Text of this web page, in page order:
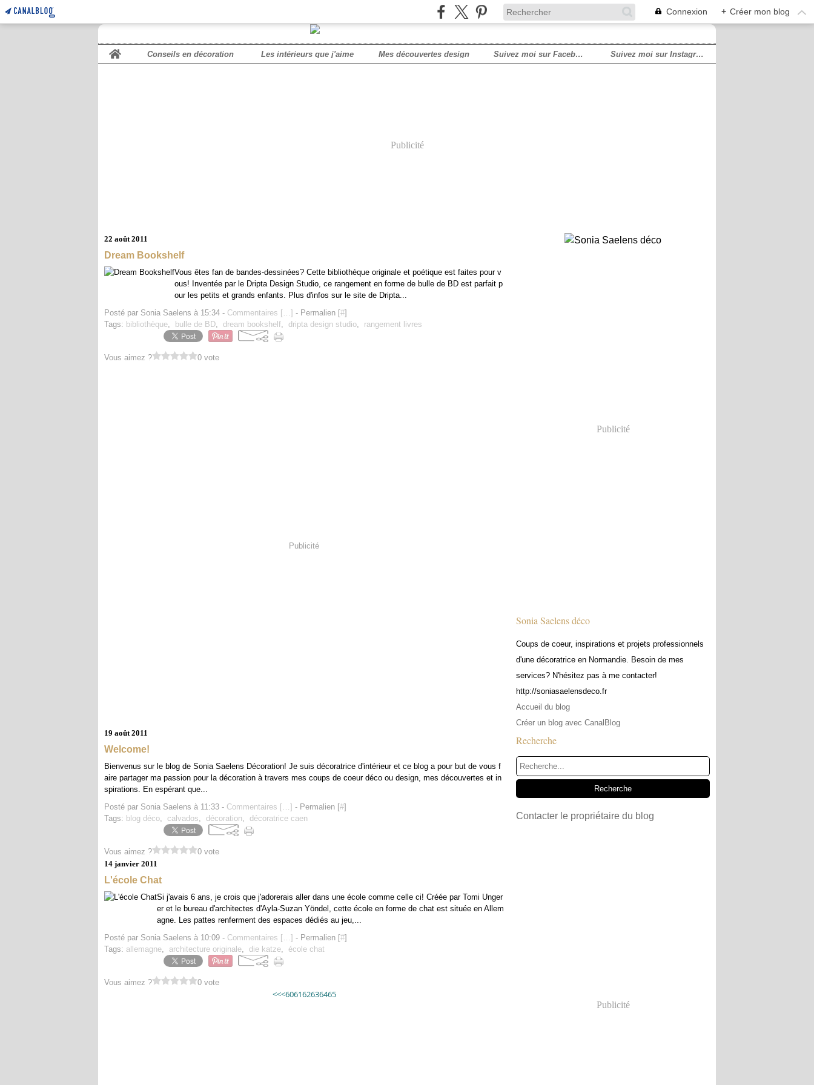
Connexion + Créer mon blog
Home
Conseils en décoration Les intérieurs que j'aime Mes découvertes design Suivez moi sur Facebook! Suivez moi sur Instagram!
Publicité
22 août 2011
Dream Bookshelf
Vous êtes fan de bandes-dessinées? Cette bibliothèque originale et poétique est faites pour v
ous! Inventée par le Dripta Design Studio, ce rangement en forme de bulle de BD est parfait p
our les petits et grands enfants. Plus d'infos sur le site de Dripta...
Posté par Sonia Saelens à 15:34 - Commentaires […] - Permalien [#]
Tags: bibliothèque, bulle de BD, dream bookshelf, dripta design studio, rangement livres
Vous aimez ? 0 vote
Publicité
19 août 2011
Welcome!
Bienvenus sur le blog de Sonia Saelens Décoration! Je suis décoratrice d'intérieur et ce blog a pour but de vous f
aire partager ma passion pour la décoration à travers mes coups de coeur déco ou design, mes découvertes et in
spirations. En espérant que...
Posté par Sonia Saelens à 11:33 - Commentaires […] - Permalien [#]
Tags: blog déco, calvados, décoration, décoratrice caen
Vous aimez ?
0 vote
14 janvier 2011
L'école Chat
Si j'avais 6 ans, je crois que j'adorerais aller dans une école comme celle ci! Créée par Tomi Unger
er et le bureau d'architectes d'Ayla-Suzan Yöndel, cette école en forme de chat est située en Allem
agne. Les pattes renferment des espaces dédiés au jeu,...
Posté par Sonia Saelens à 10:09 - Commentaires […] - Permalien [#]
Tags: allemagne, architecture originale, die katze, école chat
Vous aimez ? 0 vote
<<< 10
20
30
40
50
606162636465
Publicité
Sonia Saelens déco
Coups de coeur, inspirations et projets professionnels
d'une décoratrice en Normandie. Besoin de mes
services? N'hésitez pas à me contacter!
http://soniasaelensdeco.fr
Accueil du blog
Créer un blog avec CanalBlog
Recherche
Contacter le propriétaire du blog
Publicité